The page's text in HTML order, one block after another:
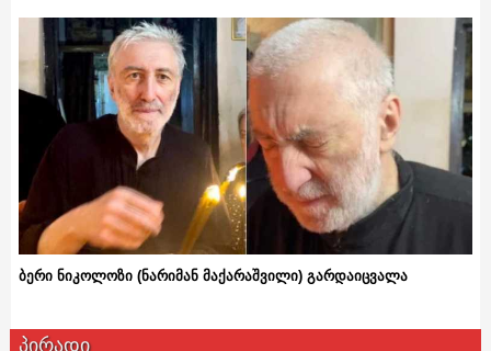
ბერი ნიკოლოზი (ნარიმან მაქარაშვილი) გარდაიცვალა
პირადი